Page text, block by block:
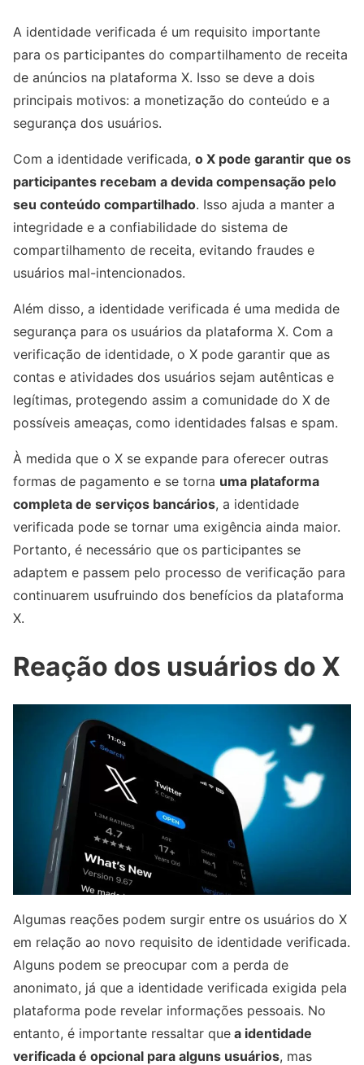
A identidade verificada é um requisito importante
para os participantes do compartilhamento de receita
de anúncios na plataforma X. Isso se deve a dois
principais motivos: a monetização do conteúdo e a
segurança dos usuários.
Com a identidade verificada, o X pode garantir que os
participantes recebam a devida compensação pelo
seu conteúdo compartilhado. Isso ajuda a manter a
integridade e a confiabilidade do sistema de
compartilhamento de receita, evitando fraudes e
usuários mal-intencionados.
Além disso, a identidade verificada é uma medida de
segurança para os usuários da plataforma X. Com a
verificação de identidade, o X pode garantir que as
contas e atividades dos usuários sejam autênticas e
legítimas, protegendo assim a comunidade do X de
possíveis ameaças, como identidades falsas e spam.
À medida que o X se expande para oferecer outras
formas de pagamento e se torna uma plataforma
completa de serviços bancários, a identidade
verificada pode se tornar uma exigência ainda maior.
Portanto, é necessário que os participantes se
adaptem e passem pelo processo de verificação para
continuarem usufruindo dos benefícios da plataforma
X.
Reação dos usuários do X
Algumas reações podem surgir entre os usuários do X
em relação ao novo requisito de identidade verificada.
Alguns podem se preocupar com a perda de
anonimato, já que a identidade verificada exigida pela
plataforma pode revelar informações pessoais. No
entanto, é importante ressaltar que a identidade
verificada é opcional para alguns usuários, mas